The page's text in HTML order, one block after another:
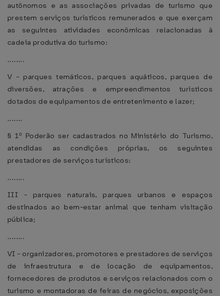
autônomos e as associações privadas de turismo que
prestem serviços turísticos remunerados e que exerçam
as seguintes atividades econômicas relacionadas à
cadeia produtiva do turismo:
........
V - parques temáticos, parques aquáticos, parques de
diversões, atrações e empreendimentos turísticos
dotados de equipamentos de entretenimento e lazer;
.......
§ 1º Poderão ser cadastrados no Ministério do Turismo,
atendidas as condições próprias, os seguintes
prestadores de serviços turísticos:
........
III - parques naturais, parques urbanos e espaços
destinados ao bem-estar animal que tenham visitação
pública;
........
VI - organizadores, promotores e prestadores de serviços
de infraestrutura e de locação de equipamentos,
fornecedores de produtos e serviços relacionados com o
turismo e montadoras de feiras de negócios, exposições